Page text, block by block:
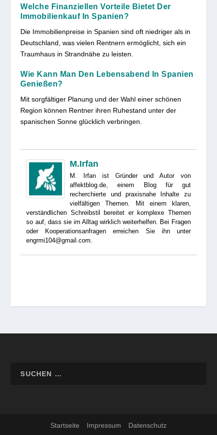
Welche Finanziellen Vorteile Bietet Der
Immobilienkauf In Spanien?
Die Immobilienpreise in Spanien sind oft niedriger als in
Deutschland, was vielen Rentnern ermöglicht, sich ein
Traumhaus in Strandnähe zu leisten.
Wie Kann Man Den Lebensabend In Spanien
Genießen?
Mit sorgfältiger Planung und der Wahl einer schönen
Region können Rentner ihren Ruhestand unter der
spanischen Sonne glücklich verbringen.
M.Irfan
M. Irfan ist Gründer und Autor von
affektblog.de, einem Blog für gut
recherchierte und praxisnahe Inhalte zu
vielfältigen Themen. Mit einem klaren,
verständlichen Schreibstil bereitet er komplexe Themen
so auf, dass sie im Alltag wirklich weiterhelfen. Bei Fragen
oder Kooperationsanfragen erreichen Sie ihn unter
engrmi104@gmail.com.
Startseite Impressum Datenschutz